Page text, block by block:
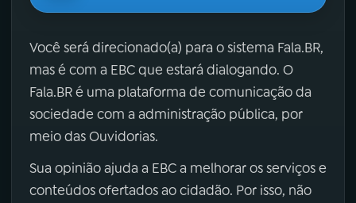
Você será direcionado(a) para o sistema Fala.BR,
mas é com a EBC que estará dialogando. O
Fala.BR é uma plataforma de comunicação da
sociedade com a administração pública, por
meio das Ouvidorias.
Sua opinião ajuda a EBC a melhorar os serviços e
conteúdos ofertados ao cidadão. Por isso, não